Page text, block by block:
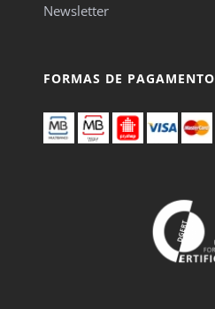
Newsletter
FORMAS DE PAGAMENTO